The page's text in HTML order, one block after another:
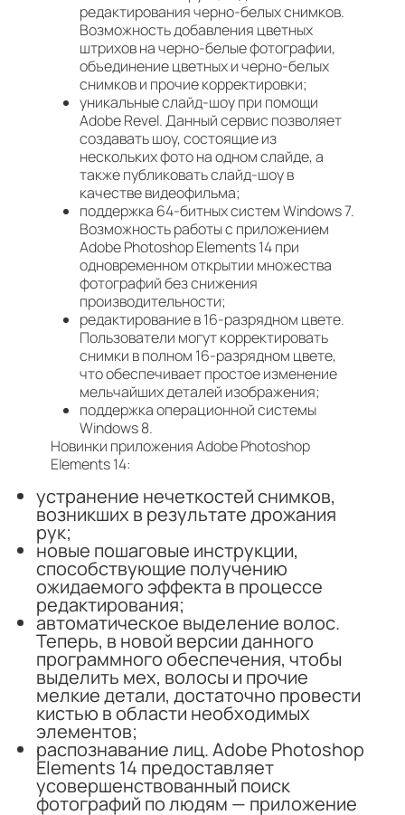
редактирования черно-белых снимков.
Возможность добавления цветных
штрихов на черно-белые фотографии,
объединение цветных и черно-белых
снимков и прочие корректировки;
уникальные слайд-шоу при помощи
Adobe Revel. Данный сервис позволяет
создавать шоу, состоящие из
нескольких фото на одном слайде, а
также публиковать слайд-шоу в
качестве видеофильма;
поддержка 64-битных систем Windows 7.
Возможность работы с приложением
Adobe Photoshop Elements 14 при
одновременном открытии множества
фотографий без снижения
производительности;
редактирование в 16-разрядном цвете.
Пользователи могут корректировать
снимки в полном 16-разрядном цвете,
что обеспечивает простое изменение
мельчайших деталей изображения;
поддержка операционной системы
Windows 8.
Новинки приложения Adobe Photoshop
Elements 14:
устранение нечеткостей снимков,
возникших в результате дрожания
рук;
новые пошаговые инструкции,
способствующие получению
ожидаемого эффекта в процессе
редактирования;
автоматическое выделение волос.
Теперь, в новой версии данного
программного обеспечения, чтобы
выделить мех, волосы и прочие
мелкие детали, достаточно провести
кистью в области необходимых
элементов;
распознавание лиц. Adobe Photoshop
Elements 14 предоставляет
усовершенствованный поиск
фотографий по людям — приложение